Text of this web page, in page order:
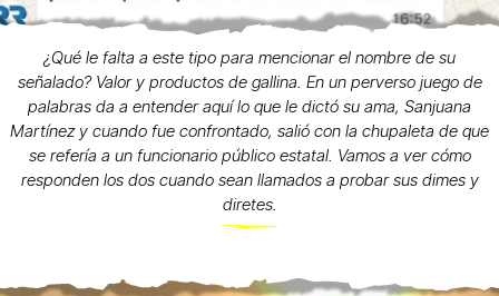
¿Qué le falta a este tipo para mencionar el nombre de su
señalado? Valor y productos de gallina. En un perverso juego de
palabras da a entender aquí lo que le dictó su ama, Sanjuana
Martínez y cuando fue confrontado, salió con la chupaleta de que
se refería a un funcionario público estatal. Vamos a ver cómo
responden los dos cuando sean llamados a probar sus dimes y
diretes.